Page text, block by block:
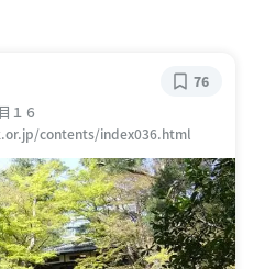
１６
contents/index036.html
76